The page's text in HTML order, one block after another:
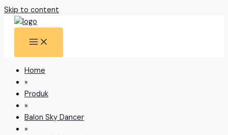
Skip to content
Home
»
Produk
»
Balon Sky Dancer
»